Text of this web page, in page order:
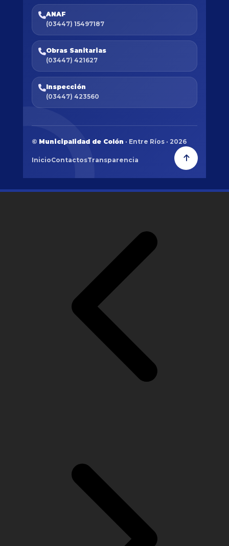
ANAF
(03447) 15497187
Obras Sanitarias
(03447) 421627
Inspección
(03447) 423560
© Municipalidad de Colón · Entre Ríos · 2026
InicioContactosTransparencia